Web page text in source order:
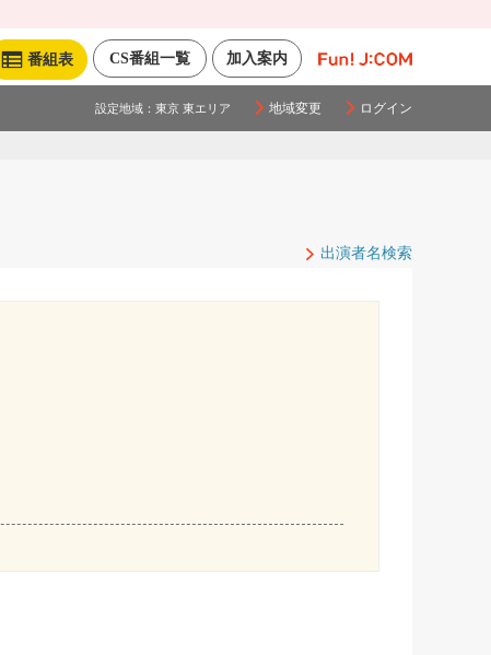
加入案内
CS番組一覧
番組表
設定地域： 東京 東エリア 地域変更 ログイン
出演者名検索